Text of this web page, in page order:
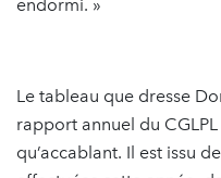
endormi. »
Le tableau que dresse
rapport annuel du
qu’accablant. Il est issu